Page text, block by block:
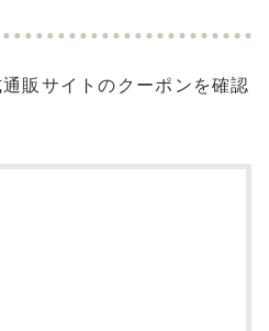
販サイトのクーポンを確認